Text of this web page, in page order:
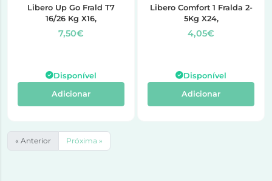
Libero Up Go Frald T7
16/26 Kg X16,
7,50€
Disponível
Adicionar
Libero Comfort 1 Fralda 2-
5Kg X24,
4,05€
Disponível
Adicionar
« Anterior Próxima »